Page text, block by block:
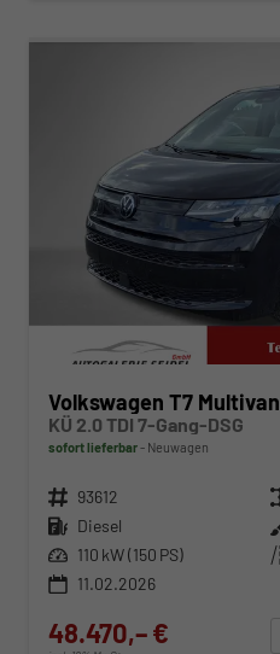
Volkswagen T7 Multivan
KÜ 2.0 TDI 7-Gang-DSG
sofort lieferbar Neuwagen
Fahrzeugnr. 93612
Kraftstoff Diesel
Leistung 110 kW (150 PS)
11.02.2026
48.470,– €